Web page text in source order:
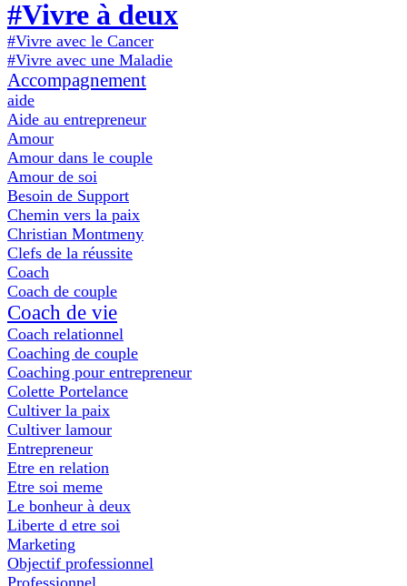
#Vivre à deux
#Vivre avec le Cancer
#Vivre avec une Maladie
Accompagnement
aide
Aide au entrepreneur
Amour
Amour dans le couple
Amour de soi
Besoin de Support
Chemin vers la paix
Christian Montmeny
Clefs de la réussite
Coach
Coach de couple
Coach de vie
Coach relationnel
Coaching de couple
Coaching pour entrepreneur
Colette Portelance
Cultiver la paix
Cultiver lamour
Entrepreneur
Etre en relation
Etre soi meme
Le bonheur à deux
Liberte d etre soi
Marketing
Objectif professionnel
Professionnel